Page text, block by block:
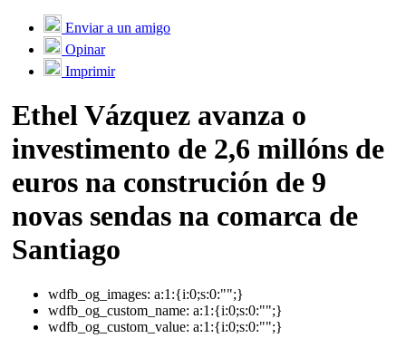
Enviar a un amigo
Opinar
Imprimir
Ethel Vázquez avanza o
investimento de 2,6 millóns de
euros na construción de 9
novas sendas na comarca de
Santiago
wdfb_og_images: a:1:{i:0;s:0:"";}
wdfb_og_custom_name: a:1:{i:0;s:0:"";}
wdfb_og_custom_value: a:1:{i:0;s:0:"";}